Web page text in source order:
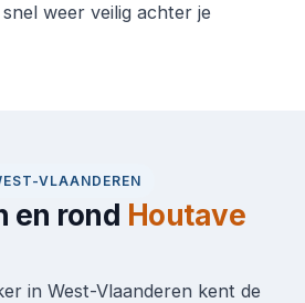
weer veilig achter je
VLAANDEREN
en rond Houtave
in West-Vlaanderen kent de